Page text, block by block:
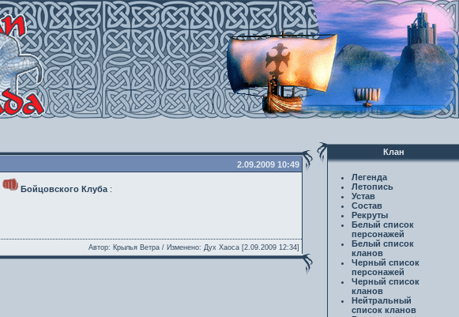
2.09.2009 10:49
Бойцовского Клуба:
Автор: Крылья Ветра / Изменено: Дух Хаоса [2.09.2009 12:34]
Клан
Легенда
Летопись
Устав
Состав
Рекруты
Белый список
персонажей
Белый список
кланов
Черный список
персонажей
Черный список
кланов
Нейтральный
список кланов